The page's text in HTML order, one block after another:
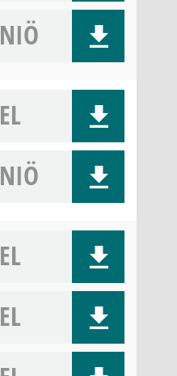
NIÖ
EL
NIÖ
EL
EL